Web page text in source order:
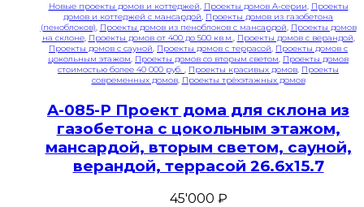
Новые проекты домов и коттеджей, Проекты домов A-серии, Проекты
домов и коттеджей с мансардой, Проекты домов из газобетона
(пеноблоков), Проекты домов из пеноблоков с мансардой, Проекты домов
на склоне, Проекты домов от 400 до 500 кв.м., Проекты домов с верандой,
Проекты домов с сауной, Проекты домов с террасой, Проекты домов с
цокольным этажом, Проекты домов со вторым светом, Проекты домов
стоимостью более 40 000 руб. , Проекты красивых домов, Проекты
современных домов, Проекты трёхэтажных домов
A-085-P Проект дома для склона из
газобетона с цокольным этажом,
мансардой, вторым светом, сауной,
верандой, террасой 26.6х15.7
45'000 ₽